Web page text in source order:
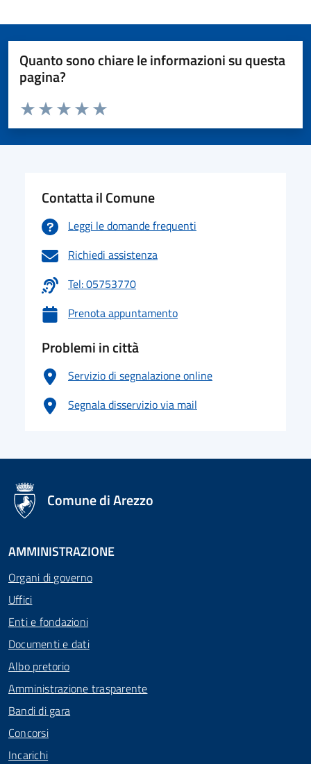
Quanto sono chiare le informazioni su questa
pagina?
Valuta da 1 a 5 stelle la pagina
Valuta 5 stelle su 5
Valuta 4 stelle su 5
Valuta 3 stelle su 5
Valuta 2 stelle su 5
Valuta 1 stelle su 5
Contatta il Comune
Leggi le domande frequenti
Richiedi assistenza
Tel: 05753770
Prenota appuntamento
Problemi in città
Servizio di segnalazione online
Segnala disservizio via mail
logo Unione Europea
Comune di Arezzo
AMMINISTRAZIONE
Organi di governo
Uffici
Enti e fondazioni
Documenti e dati
Albo pretorio
Amministrazione trasparente
Bandi di gara
Concorsi
Incarichi